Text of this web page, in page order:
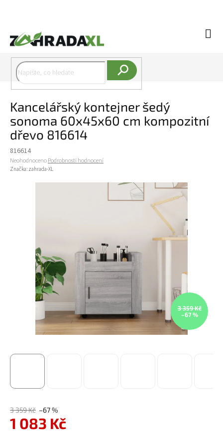
Kancelářský kontejner šedý
sonoma 60x45x60 cm kompozitní
dřevo 816614
816614
Průměrné hodnocení produktu je 0,0 z 5 hvězdiček.
NeohodnocenoPodrobnosti hodnocení
Značka: zahrada-XL
3 359 Kč
–67 %
3 359 Kč –67 %
1 083 Kč